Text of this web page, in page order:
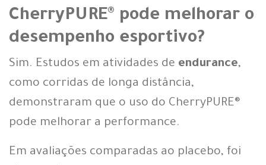
CherryPURE® pode melhorar o
desempenho esportivo?
Sim. Estudos em atividades de endurance,
como corridas de longa distância,
demonstraram que o uso do CherryPURE®
pode melhorar a performance.
Em avaliações comparadas ao placebo, foi